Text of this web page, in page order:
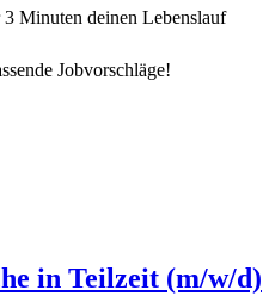
Minuten deinen Lebenslauf
Jobvorschläge!
in Teilzeit (m/w/d)